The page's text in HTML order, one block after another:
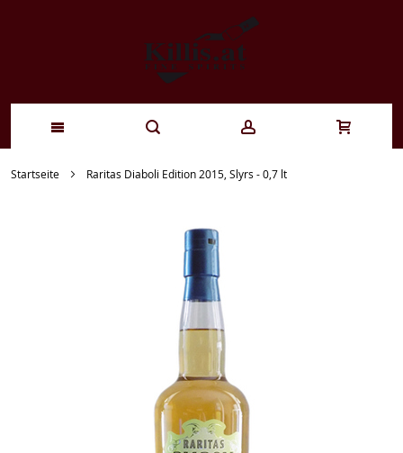
Zum
Startseite Raritas Diaboli Edition 2015, Slyrs - 0,7 lt